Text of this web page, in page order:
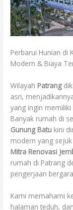
Perbarui Hunian di
Modern & Biaya
Wilayah Patrang
asri,
yang ingin
Banyak rumah di
Gunung Batu kini
modern yang
Mitra Renovasi
rumah di Patrang
pengerjaan
Kami memahami
halaman teduh,